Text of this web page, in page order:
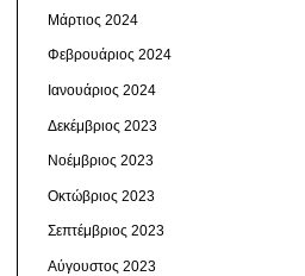
Μάρτιος 2024
Φεβρουάριος 2024
Ιανουάριος 2024
Δεκέμβριος 2023
Νοέμβριος 2023
Οκτώβριος 2023
Σεπτέμβριος 2023
Αύγουστος 2023